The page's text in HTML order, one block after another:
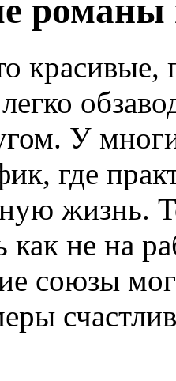
романы
У
где
жизнь.
не на
союзы